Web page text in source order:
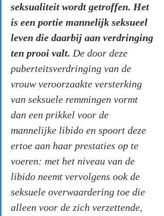
seksualiteit wordt getroffen. Het
is een portie mannelijk seksueel
leven die daarbij aan verdringing
ten prooi valt. De door deze
puberteitsverdringing van de
vrouw veroorzaakte versterking
van seksuele remmingen vormt
dan een prikkel voor de
mannelijke libido en spoort deze
ertoe aan haar prestaties op te
voeren: met het niveau van de
libido neemt vervolgens ook de
seksuele overwaardering toe die
alleen voor de zich verzettende,